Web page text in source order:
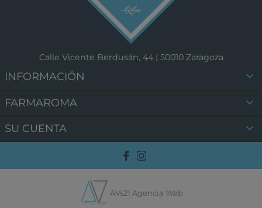
Calle Vicente Berdusán, 44 | 50010 Zaragoza
INFORMACIÓN 
FARMAROMA 
SU CUENTA 
AVs21 Agencia Web